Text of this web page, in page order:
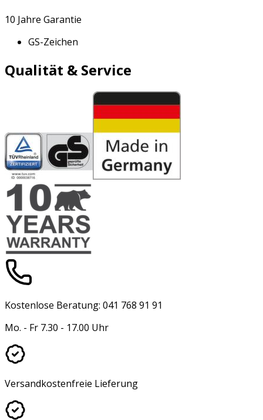
10 Jahre Garantie
GS-Zeichen
Qualität & Service
Kostenlose Beratung: 041 768 91 91
Mo. - Fr 7.30 - 17.00 Uhr
Versandkostenfreie Lieferung